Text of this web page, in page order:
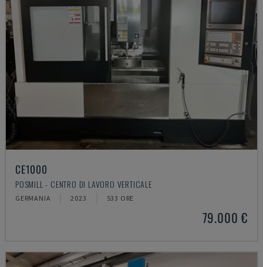
CE1000
POSMILL - CENTRO DI LAVORO VERTICALE
GERMANIA 2023 533 ORE
79.000 €